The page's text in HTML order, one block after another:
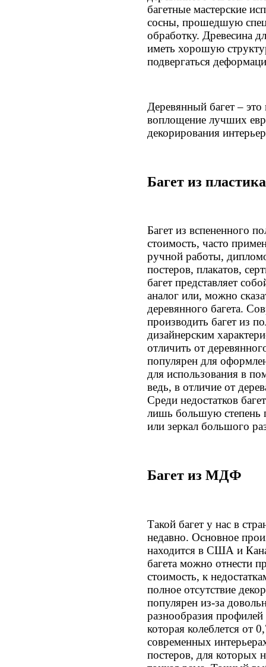
багетные мастерские
сосны, прошедшую
обработку. Древесина
иметь хорошую
подвергаться
Деревянный багет –
воплощение лучших
декорирования
Багет из пластика
Багет из вспененного
стоимость, часто
ручной работы,
постеров, плакатов,
багет представляет
аналог или, можно
деревянного багета.
производить багет из
дизайнерским
отличить от
популярен для
для использования в
ведь, в отличие от
Среди недостатков
лишь большую степень
или зеркал большого
Багет из МДФ
Такой багет у нас в
недавно. Основное
находится в США и
багета можно отнести
стоимость, к
полное отсутствие
популярен из-за
разнообразия
которая колеблется от
современных
постеров, для которых